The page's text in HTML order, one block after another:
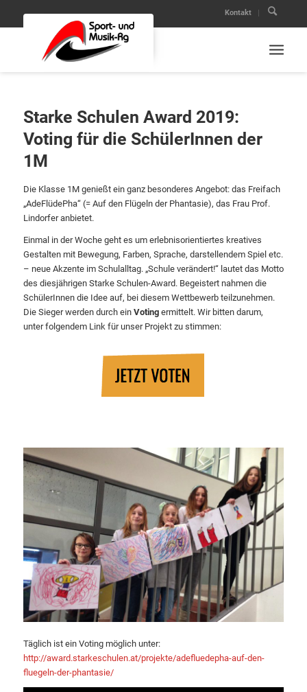
Kontakt
Starke Schulen Award 2019:
Voting für die SchülerInnen der
1M
Die Klasse 1M genießt ein ganz besonderes Angebot: das Freifach
„AdeFlüdePha“ (= Auf den Flügeln der Phantasie), das Frau Prof.
Lindorfer anbietet.
Einmal in der Woche geht es um erlebnisorientiertes kreatives
Gestalten mit Bewegung, Farben, Sprache, darstellendem Spiel etc.
– neue Akzente im Schulalltag. „Schule verändert!“ lautet das Motto
des diesjährigen Starke Schulen-Award. Begeistert nahmen die
SchülerInnen die Idee auf, bei diesem Wettbewerb teilzunehmen.
Die Sieger werden durch ein Votingermittelt. Wir bitten darum,
unter folgendem Link für unser Projekt zu stimmen:
Täglich ist ein Voting möglich unter:
http://award.starkeschulen.at/projekte/adefluedepha-auf-den-
fluegeln-der-phantasie/